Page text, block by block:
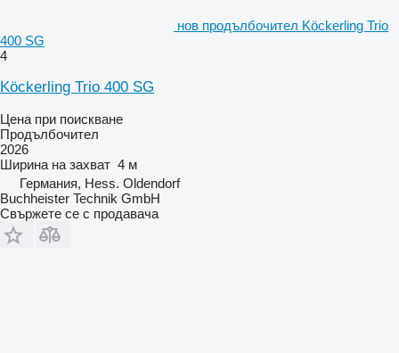
нов продълбочител Köckerling Trio
400 SG
4
Köckerling Trio 400 SG
Цена при поискване
Продълбочител
2026
Ширина на захват 4 м
Германия, Hess. Oldendorf
Buchheister Technik GmbH
Свържете се с продавача